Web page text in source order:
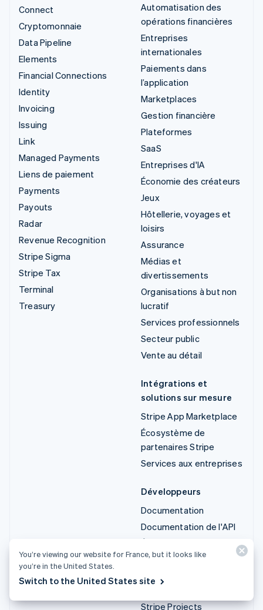
Connect
Cryptomonnaie
Data Pipeline
Elements
Financial Connections
Identity
Invoicing
Issuing
Link
Managed Payments
Liens de paiement
Payments
Payouts
Radar
Revenue Recognition
Stripe Sigma
Stripe Tax
Terminal
Treasury
Automatisation des
opérations financières
Entreprises
internationales
Paiements dans
l’application
Marketplaces
Gestion financière
Plateformes
SaaS
Entreprises d'IA
Économie des créateurs
Jeux
Hôtellerie, voyages et
loisirs
Assurance
Médias et
divertissements
Organisations à but non
lucratif
Services professionnels
Secteur public
Vente au détail
Intégrations et
solutions sur mesure
Stripe App Marketplace
Écosystème de
partenaires Stripe
Services aux entreprises
Développeurs
Documentation
Documentation de l'API
État de l'API
Liste des modifications
Stripe Projects
You’re viewing our website for France, but it looks like
you’re in the United States.
Switch to the United States site